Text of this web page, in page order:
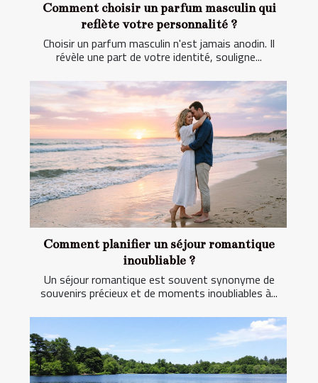
Comment choisir un parfum masculin qui
reflète votre personnalité ?
Choisir un parfum masculin n'est jamais anodin. Il
révèle une part de votre identité, souligne...
Comment planifier un séjour romantique
inoubliable ?
Un séjour romantique est souvent synonyme de
souvenirs précieux et de moments inoubliables à...